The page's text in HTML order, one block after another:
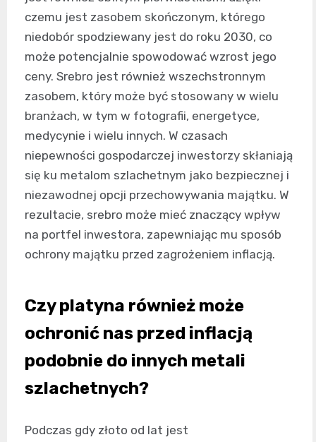
czemu jest zasobem skończonym, którego
niedobór spodziewany jest do roku 2030, co
może potencjalnie spowodować wzrost jego
ceny. Srebro jest również wszechstronnym
zasobem, który może być stosowany w wielu
branżach, w tym w fotografii, energetyce,
medycynie i wielu innych. W czasach
niepewności gospodarczej inwestorzy skłaniają
się ku metalom szlachetnym jako bezpiecznej i
niezawodnej opcji przechowywania majątku. W
rezultacie, srebro może mieć znaczący wpływ
na portfel inwestora, zapewniając mu sposób
ochrony majątku przed zagrożeniem inflacją.
Czy platyna również może
ochronić nas przed inflacją
podobnie do innych metali
szlachetnych?
Podczas gdy złoto od lat jest